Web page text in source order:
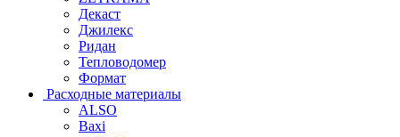
Декаст
Джилекс
Ридан
Тепловодомер
Формат
Расходные материалы
ALSO
Baxi